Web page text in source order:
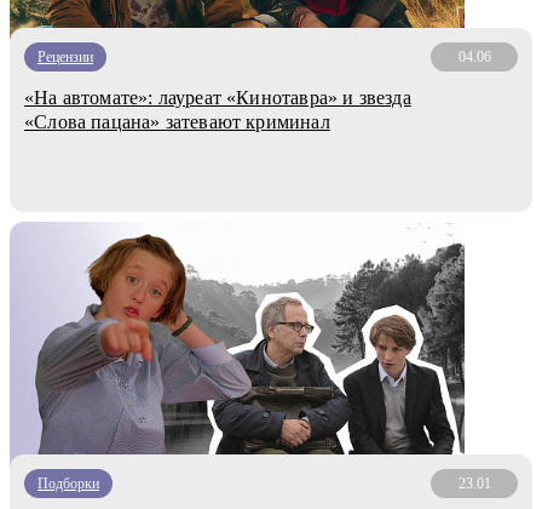
Рецензии 04.06
«На автомате»: лауреат «Кинотавра» и звезда
«Слова пацана» затевают криминал
Подборки 23.01